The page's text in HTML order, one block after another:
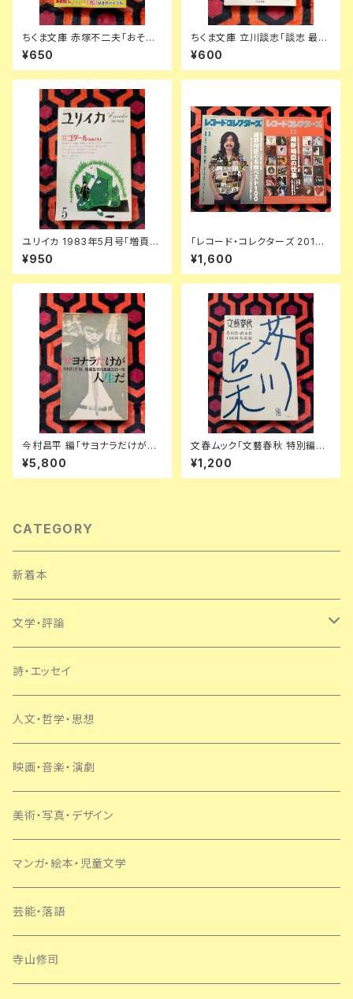
ちくま文庫 赤塚不二夫「おそ松
くんベスト・セレクション」初版
帯付き 筑摩書房 文庫オリジナ
ル
¥650
ちくま文庫 立川談志「談志 最後
の根多帳」初版 解説:広瀬和生
筑摩書房
¥600
ユリイカ 1983年5月号「増頁特
集:ゴダール 映画の未来」初版
青土社 四方田犬彦 黒沢清 松浦
寿輝 伊藤俊治
¥950
「レコード・コレクターズ 2019 1
1月&12月号 特集:細野晴臣 前
編 後編」セット はっぴいえんど
YMO 湯浅学
¥1,600
今村昌平 編「サヨナラだけが人
生だ 映画監督川島雄三の一生」
初版 ノーベル書房 フランキー堺
若尾文子
¥5,800
文春ムック「文藝春秋 特別編集:
芥川賞・直木賞150回全記録」初
版 菊池寛
¥1,200
CATEGORY
新着本
文学・評論
日本
外国
SF・ミステリー
詩・エッセイ
人文・哲学・思想
映画・音楽・演劇
美術・写真・デザイン
マンガ・絵本・児童文学
芸能・落語
寺山修司